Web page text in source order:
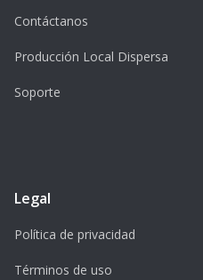
Contáctanos
Producción Local Dispersa
Soporte
Legal
Política de privacidad
Términos de uso